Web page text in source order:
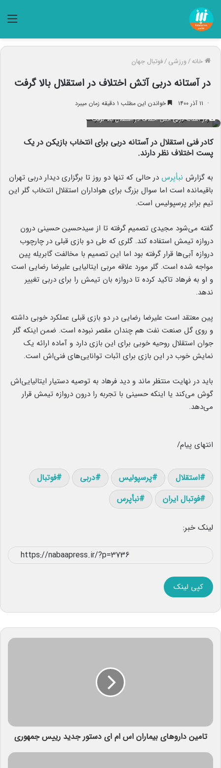
خانه/ورزشی/فوتبال جهان
در آستانه دربی آتش اختلاف در استقلال بالا گرفت
۱۱ آذر ۱۴۰۰ خواندن این مطلب ۱ دقیقه زمان میبرد
در آستانه دربی آتش اختلاف در استقلال بالا گرفت
کادر فنی استقلال در آستانه دربی برای انتخاب بازیکن در یک
پست اختلاف نظر دارند.
به گزارش نبأپرس در حالی که تنها دو روز تا برگزاری دیدار دربی تهران
باقیمانده است اما سوال بزرگ برای هواداران استقلال انتخاب گلر این
تیم برابر پرسپولیس است.
گفته می‌شود مجیدی تصمیم گرفته تا از سیدحسین حسینی درون
دروازه تیمش استفاده کند. گلری که طی دو بازی قبلی در چارچوب
دروازه آبی‌ها قرار گرفته بود اما این تصمیم با مخالفت گابریله پین
مواجه شده است. گلر مورد علاقه مربی ایتالیایی علیرضا رضایی است
و او به فرهاد تاکید کرده تا دروازه بان تیمش را برای دربی تغییر
ندهد.
پین معتقد است علیرضا رضایی در دو بازی قبلی عملکرد خوبی داشته
و روی گل صنعت نفت هم چندان مقصر نبوده است. ضمن اینکه گلر
جوان استقلال روحیه خوبی برای این بازی دارد و آماده ارائه یک
نمایش خوب در این بازی برای اثبات توانایی‌های فنی‌اش است.
باید در نهایت منتظر ماند و دید فرهاد به توصیه دستیار ایتالیایی‌اش
گوش می‌کند یا اینکه حسینی با تجربه را درون دروازه تیمش قرار
می‌دهد.
انتهای پیام/
استقلال پرسپولیس دربی
فوتبال
فوتبال ایران
نبأپرس
لینک خبر:
کپی لینک
تامین داروهای بیماران اس ام ای دستور جدید رییس جمهوری